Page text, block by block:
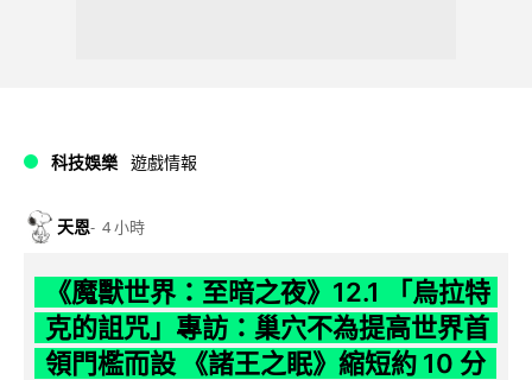
科技娛樂 遊戲情報
天恩 4 小時
《魔獸世界：至暗之夜》12.1 「烏拉特
克的詛咒」專訪：巢穴不為提高世界首
領門檻而設 《諸王之眠》縮短約 10 分